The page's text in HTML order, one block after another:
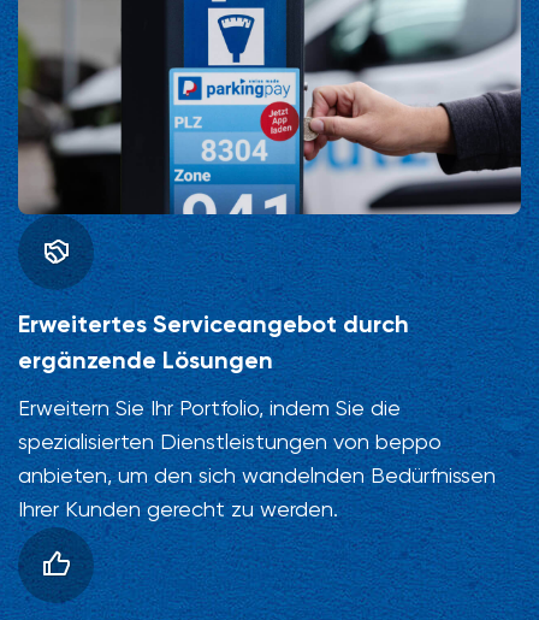
Erweitertes Serviceangebot durch
ergänzende Lösungen
Erweitern Sie Ihr Portfolio, indem Sie die
spezialisierten Dienstleistungen von beppo
anbieten, um den sich wandelnden Bedürfnissen
Ihrer Kunden gerecht zu werden.